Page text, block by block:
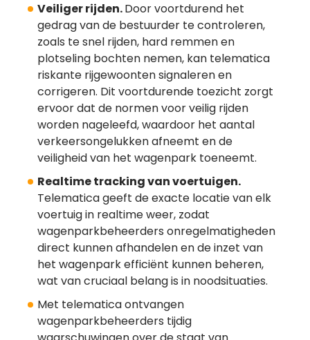
Veiliger rijden.Door voortdurend het
gedrag van de bestuurder te controleren,
zoals te snel rijden, hard remmen en
plotseling bochten nemen, kan telematica
riskante rijgewoonten signaleren en
corrigeren. Dit voortdurende toezicht zorgt
ervoor dat de normen voor veilig rijden
worden nageleefd, waardoor het aantal
verkeersongelukken afneemt en de
veiligheid van het wagenpark toeneemt.
Realtime tracking van voertuigen.
Telematica geeft de exacte locatie van elk
voertuig in realtime weer, zodat
wagenparkbeheerders onregelmatigheden
direct kunnen afhandelen en de inzet van
het wagenpark efficiënt kunnen beheren,
wat van cruciaal belang is in noodsituaties.
Met telematica ontvangen
wagenparkbeheerders tijdig